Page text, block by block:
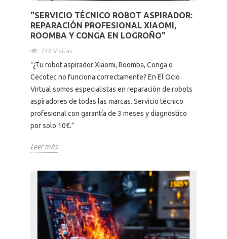
"SERVICIO TÉCNICO ROBOT ASPIRADOR:
REPARACIÓN PROFESIONAL XIAOMI,
ROOMBA Y CONGA EN LOGROÑO"
743 Visitas
"¿Tu robot aspirador Xiaomi, Roomba, Conga o
Cecotec no funciona correctamente? En El Ocio
Virtual somos especialistas en reparación de robots
aspiradores de todas las marcas. Servicio técnico
profesional con garantía de 3 meses y diagnóstico
por solo 10€."
Leer más